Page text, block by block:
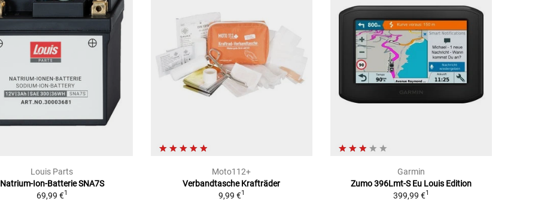
Louis Parts
Natrium-Ion-Batterie SNA7S
69,99 €1
Moto112+
Verbandtasche Krafträder
9,99 €1
Garmin
Zumo 396Lmt-S Eu Louis Edition
399,99 €1